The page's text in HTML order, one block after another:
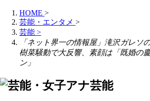
HOME >
芸能・エンタメ >
芸能 >
「ネット界一の情報屋」滝沢ガレソ
樹菜騒動で大反響、素顔は「既婚の
ン」
芸能